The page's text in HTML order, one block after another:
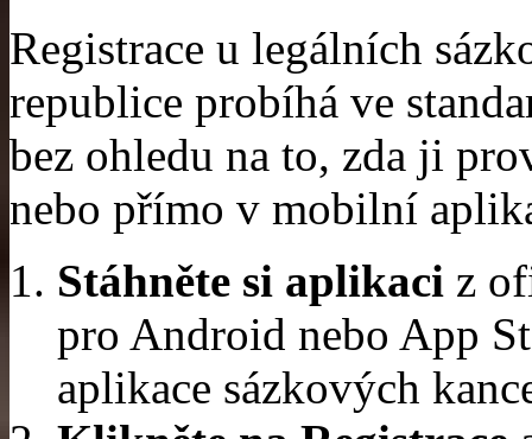
Registrace u legálních
republice probíhá ve
bez ohledu na to, zda ji
nebo přímo v mobilní
Stáhněte si aplikaci z
pro Android nebo App
aplikace sázkových